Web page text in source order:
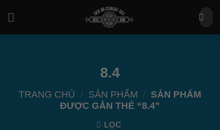
Tìm
kiếm:
8.4
TRANG CHỦ / SẢN PHẨM / SẢN PHẨM
ĐƯỢC GẮN THẺ “8.4”
LỌC